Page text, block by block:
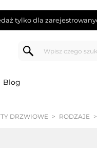
tylko dla
Blog
DRZWIOWE > RODZAJE >